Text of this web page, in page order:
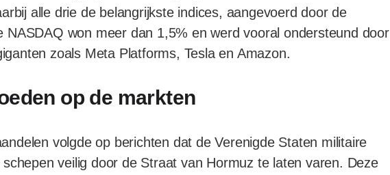
alle drie de belangrijkste indices, aangevoerd door de
NASDAQ won meer dan 1,5% en werd vooral ondersteund door
zoals Meta Platforms, Tesla en Amazon.
op de markten
volgde op berichten dat de Verenigde Staten militaire
veilig door de Straat van Hormuz te laten varen. Deze